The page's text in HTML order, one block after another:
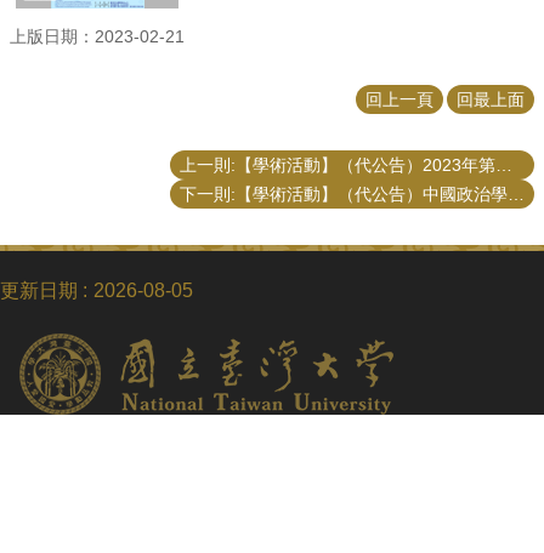
上版日期：2023-02-21
回上一頁 回最上面
更新日期 2026-08-05